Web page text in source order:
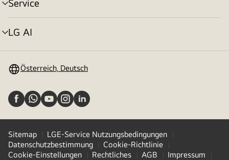
Service
Menü
umschalten
LG AI
Menü
Österreich, Deutsch
Sitemap
LGE-Service Nutzungsbedingungen
Datenschutzbestimmung
Cookie-Richtlinie
Cookie-Einstellungen
Rechtliches AGB
Impressum